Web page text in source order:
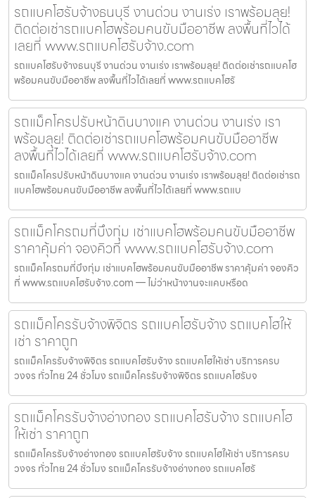
รถแบคโฮรับจ้างธนบุรี งานด่วน งานเร่ง เราพร้อมลุย!
ติดต่อเช่ารถแบคโฮพร้อมคนขับมืออาชีพ ลงพื้นที่ไวได้
เลยที่ www.รถแบคโฮรับจ้าง.com
รถแบคโฮรับจ้างธนบุรี งานด่วน งานเร่ง เราพร้อมลุย! ติดต่อเช่ารถแบคโฮ
พร้อมคนขับมืออาชีพ ลงพื้นที่ไวได้เลยที่ www.รถแบคโฮรั
รถแม็คโครปรับหน้าดินบางแค งานด่วน งานเร่ง เรา
พร้อมลุย! ติดต่อเช่ารถแบคโฮพร้อมคนขับมืออาชีพ
ลงพื้นที่ไวได้เลยที่ www.รถแบคโฮรับจ้าง.com
รถแม็คโครปรับหน้าดินบางแค งานด่วน งานเร่ง เราพร้อมลุย! ติดต่อเช่ารถ
แบคโฮพร้อมคนขับมืออาชีพ ลงพื้นที่ไวได้เลยที่ www.รถแบ
รถแม็คโครถมที่บึงกุ่ม เช่าแบคโฮพร้อมคนขับมืออาชีพ
ราคาคุ้มค่า จองคิวที่ www.รถแบคโฮรับจ้าง.com
รถแม็คโครถมที่บึงกุ่ม เช่าแบคโฮพร้อมคนขับมืออาชีพ ราคาคุ้มค่า จองคิว
ที่ www.รถแบคโฮรับจ้าง.com — ไม่ว่าหน้างานจะแคบหรือด
รถแม็คโครรับจ้างพิจิตร รถแบคโฮรับจ้าง รถแบคโฮให้
เช่า ราคาถูก
รถแม็คโครรับจ้างพิจิตร รถแบคโฮรับจ้าง รถแบคโฮให้เช่า บริการครบ
วงจร ทั่วไทย 24 ชั่วโมง รถแม็คโครรับจ้างพิจิตร รถแบคโฮรับจ
รถแม็คโครรับจ้างอ่างทอง รถแบคโฮรับจ้าง รถแบคโฮ
ให้เช่า ราคาถูก
รถแม็คโครรับจ้างอ่างทอง รถแบคโฮรับจ้าง รถแบคโฮให้เช่า บริการครบ
วงจร ทั่วไทย 24 ชั่วโมง รถแม็คโครรับจ้างอ่างทอง รถแบคโฮรั